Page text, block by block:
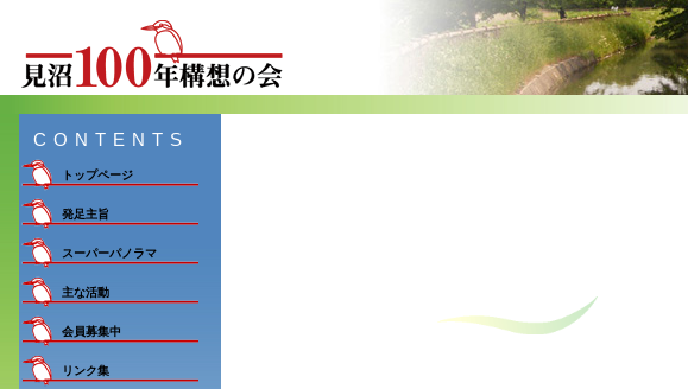
CONTENTS
トップページ
発足主旨
スーパーパノラマ
主な活動
会員募集中
リンク集